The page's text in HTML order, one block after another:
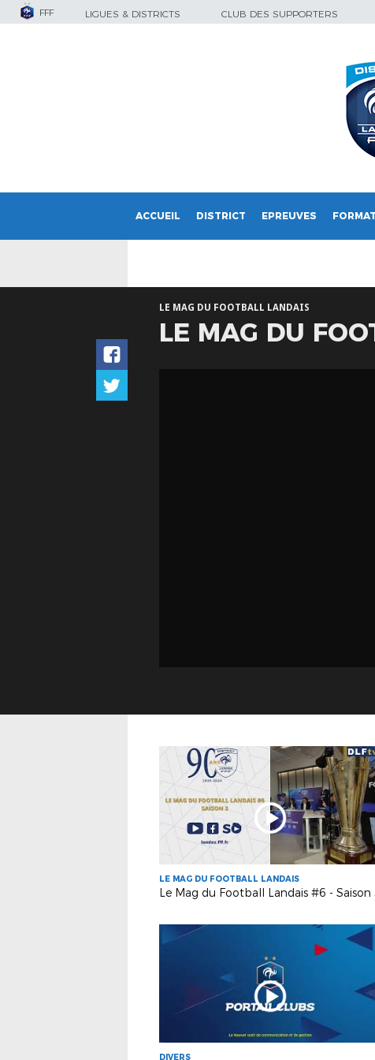
FFF LIGUES & DISTRICTS CLUB DES SUPPORTERS
ACCUEIL DISTRICT EPREUVES
LE MAG DU FOOTBALL LANDAIS
LE MAG DU
LE MAG DU FOOTBALL LANDAIS
Le Mag du Football Landais #6 - Saison
DIVERS